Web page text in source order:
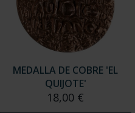
MEDALLA DE COBRE 'EL
QUIJOTE'
18,00 €